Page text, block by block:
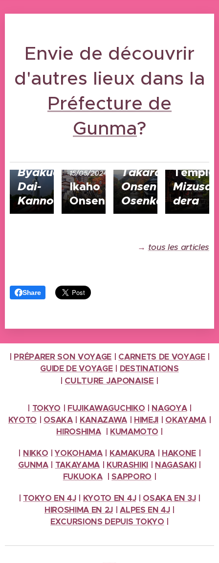
Envie de découvrir
d'autres lieux dans la
Préfecture de
Gunma?
Takasaki
Byakue
Dai-
Kannon
15/05/2024
Ikaho
Onsen
Takaragawa
Onsen
Osenkaku
Temple
dera
→ tous les articles
Share
PRÉPARER SON VOYAGE CARNETS DE VOYAGE|
GUIDE DE VOYAGE| DESTINATIONS
CULTURE JAPONAISE |
TOKYO FUJIKAWAGUCHIKO NAGOYA|
KYOTO
OSAKA| KANAZAWA HIMEJI OKAYAMA|
HIROSHIMA| KUMAMOTO
NIKKO |YOKOHAMA| KAMAKURA HAKONE
GUNMA| TAKAYAMA| KURASHIKI NAGASAKI|
FUKUOKA|SAPPORO
TOKYO EN 4J KYOTO EN 4J OSAKA EN 3J
HIROSHIMA EN 2J
|ALPES EN 4J
EXCURSIONS DEPUIS TOKYO